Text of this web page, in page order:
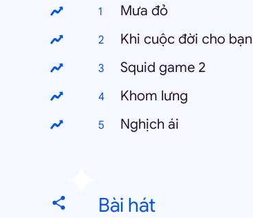
Mưa đỏ
Khi cuộc đời cho
Squid game 2
Khom lưng
Nghịch ái
Bài hát